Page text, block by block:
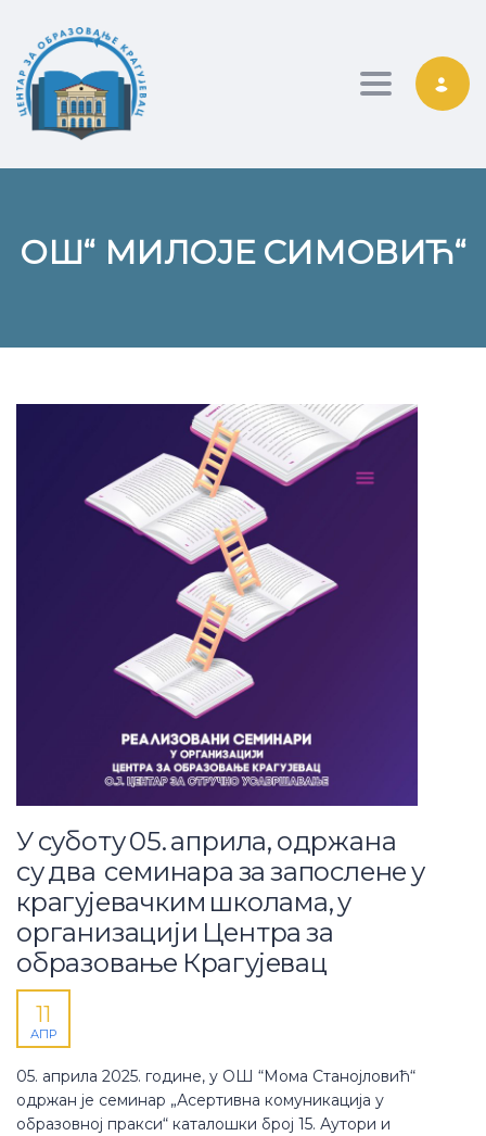
Toggle
ОШ“ МИЛОЈЕ СИМОВИЋ“
У суботу 05. априла, одржана
су два семинарa за запослене у
крагујевачким школама, у
организацији Центра за
образовање Крагујевац
11
АПР
05. априла 2025. године, у ОШ “Мома Станојловић“
одржан је семинар „Асертивна комуникација у
образовној пракси“ каталошки број 15. Аутори и